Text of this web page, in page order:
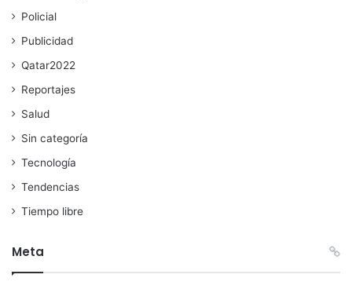
Policial
Publicidad
Qatar2022
Reportajes
Salud
Sin categoría
Tecnología
Tendencias
Tiempo libre
Meta